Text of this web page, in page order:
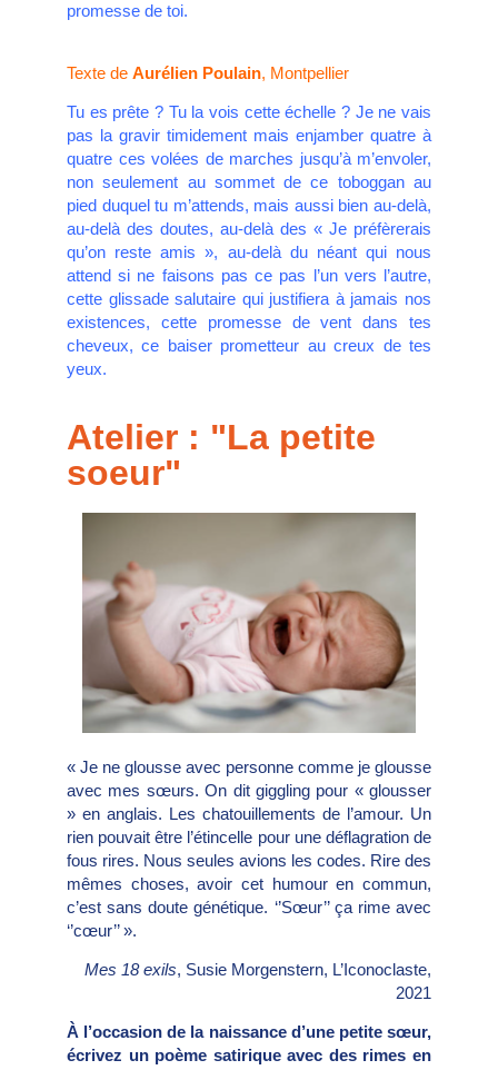
promesse de toi.
Texte de Aurélien Poulain, Montpellier
Tu es prête ? Tu la vois cette échelle ? Je ne vais
pas la gravir timidement mais enjamber quatre à
quatre ces volées de marches jusqu’à m’envoler,
non seulement au sommet de ce toboggan au
pied duquel tu m’attends, mais aussi bien au-delà,
au-delà des doutes, au-delà des « Je préfèrerais
qu’on reste amis », au-delà du néant qui nous
attend si ne faisons pas ce pas l’un vers l’autre,
cette glissade salutaire qui justifiera à jamais nos
existences, cette promesse de vent dans tes
cheveux, ce baiser prometteur au creux de tes
yeux.
Atelier : "La petite
soeur"
« Je ne glousse avec personne comme je glousse
avec mes sœurs. On dit giggling pour « glousser
» en anglais. Les chatouillements de l’amour. Un
rien pouvait être l’étincelle pour une déflagration de
fous rires. Nous seules avions les codes. Rire des
mêmes choses, avoir cet humour en commun,
c’est sans doute génétique. ‘’Sœur’’ ça rime avec
‘’cœur’’ ».
Mes 18 exils, Susie Morgenstern, L’Iconoclaste,
2021
À l’occasion de la naissance d’une petite sœur,
écrivez un poème satirique avec des rimes en